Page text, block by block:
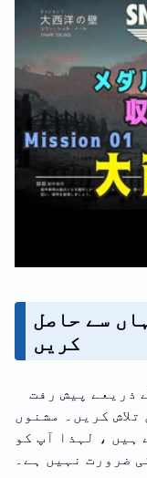
سے حاصل
کریں
ذریعے پیش رفت
کریں۔ مشنوں
ہیں ، لہذا آپ کو
ضرورت نہیں ہے۔